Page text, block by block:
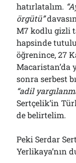
hatırlatalım.
örgütü”
M7 kodlu gizli
hapsinde
öğrenince, 27
Macaristan’da
sonra serbest
“adil
Sertçelik’in
de belirtelim.
Peki Serdar
Yerlikaya’nın